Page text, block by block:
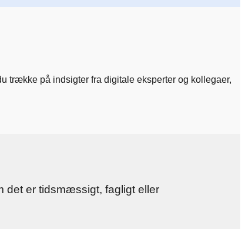
trække på indsigter fra digitale eksperter og kollegaer,
det er tidsmæssigt, fagligt eller